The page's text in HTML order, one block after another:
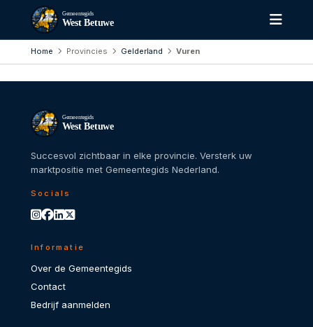
Gemeentegids
West Betuwe
Home Provincies Gelderland Vuren
Gemeentegids
West Betuwe
Succesvol zichtbaar in elke provincie. Versterk uw
marktpositie met Gemeentegids Nederland.
Socials
Informatie
Over de Gemeentegids
Contact
Bedrijf aanmelden